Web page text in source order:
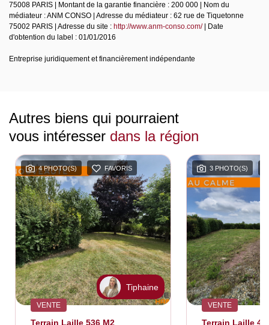
75008 PARIS | Montant de la garantie financière : 200 000 | Nom du
médiateur : ANM CONSO | Adresse du médiateur : 62 rue de Tiquetonne
75002 PARIS | Adresse du site : http://www.anm-conso.com/| Date
d'obtention du label : 01/01/2016
Entreprise juridiquement et financièrement indépendante
Autres biens qui pourraient
vous intéresser dans la région
4 PHOTO(S) FAVORIS
Tiphaine
VENTE
Terrain Laille 536 M2
3 PHOTO(S)
VENTE
Terrain Laille